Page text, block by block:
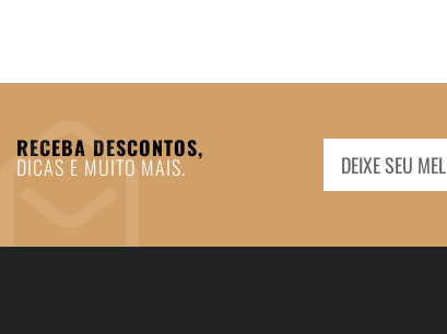
RECEBA DESCONTOS,
DICAS E MUITO MAIS.